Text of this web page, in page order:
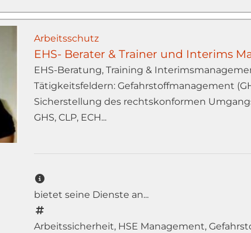
Arbeitsschutz
EHS- Berater & Trainer und Interims
EHS-Beratung, Training &
Tätigkeitsfeldern: Gefahrstoffmanagement
Sicherstellung des rechtskonformen
GHS, CLP, ECH...
bietet seine Dienste an...
Arbeitssicherheit, HSE Management,